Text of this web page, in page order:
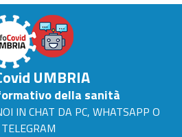
UMBRIA
della sanità
IN CHAT DA PC, WHATSAPP O
TELEGRAM